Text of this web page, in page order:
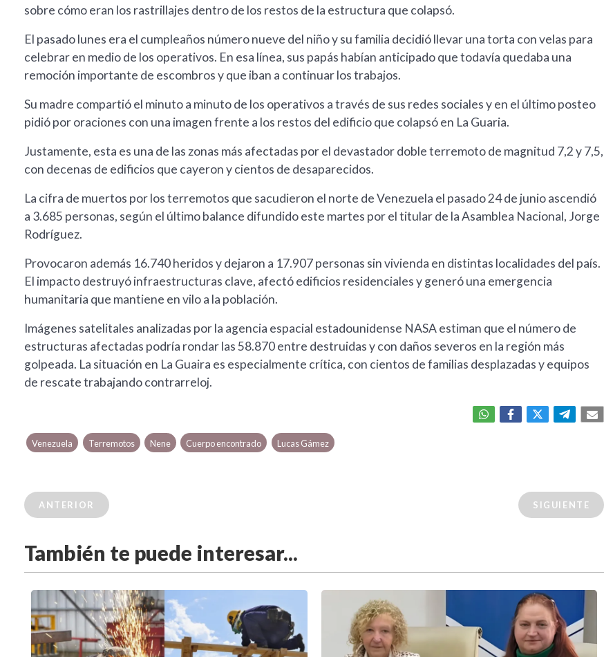
sobre cómo eran los rastrillajes dentro de los restos de la estructura que colapsó.
El pasado lunes era el cumpleaños número nueve del niño y su familia decidió llevar una torta con velas para
celebrar en medio de los operativos. En esa línea, sus papás habían anticipado que todavía quedaba una
remoción importante de escombros y que iban a continuar los trabajos.
Su madre compartió el minuto a minuto de los operativos a través de sus redes sociales y en el último posteo
pidió por oraciones con una imagen frente a los restos del edificio que colapsó en La Guaria.
Justamente, esta es una de las zonas más afectadas por el devastador doble terremoto de magnitud 7,2 y 7,5,
con decenas de edificios que cayeron y cientos de desaparecidos.
La cifra de muertos por los terremotos que sacudieron el norte de Venezuela el pasado 24 de junio ascendió
a 3.685 personas, según el último balance difundido este martes por el titular de la Asamblea Nacional, Jorge
Rodríguez.
Provocaron además 16.740 heridos y dejaron a 17.907 personas sin vivienda en distintas localidades del país.
El impacto destruyó infraestructuras clave, afectó edificios residenciales y generó una emergencia
humanitaria que mantiene en vilo a la población.
Imágenes satelitales analizadas por la agencia espacial estadounidense NASA estiman que el número de
estructuras afectadas podría rondar las 58.870 entre destruidas y con daños severos en la región más
golpeada. La situación en La Guaira es especialmente crítica, con cientos de familias desplazadas y equipos
de rescate trabajando contrarreloj.
Venezuela Terremotos Nene Cuerpo encontrado Lucas Gámez
ANTERIOR SIGUIENTE
También te puede interesar...